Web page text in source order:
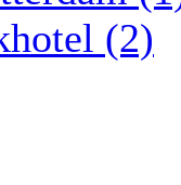
(2)